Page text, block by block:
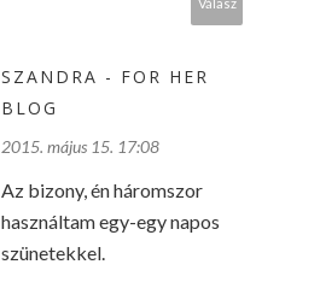
SZANDRA - FOR HER
BLOG
2015. május 15. 17:08
Az bizony, én háromszor
használtam egy-egy napos
szünetekkel.